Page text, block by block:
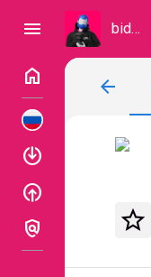
menu bidzaar
home
enable
enable
policy
arrow_back
star_border